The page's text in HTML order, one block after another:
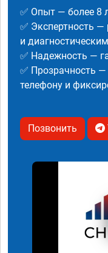
✅ Опыт — более 8
✅ Экспертность
и
✅ Надежность —
✅ Прозрачность
телефону и
Позвонить